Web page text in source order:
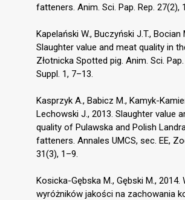
fatteners. Anim. Sci. Pap. Rep. 27(2),
Kapelański W., Buczyński J.T., Bocian
Slaughter value and meat quality in
Złotnicka Spotted pig. Anim. Sci. Pap.
Suppl. 1, 7–13.
Kasprzyk A., Babicz M., Kamyk-
Lechowski J., 2013. Slaughter value
quality of Pulawska and Polish
fatteners. Annales UMCS, sec. EE,
31(3), 1–9.
Kosicka-Gębska M., Gębski M., 2014.
wyróżników jakości na zachowania